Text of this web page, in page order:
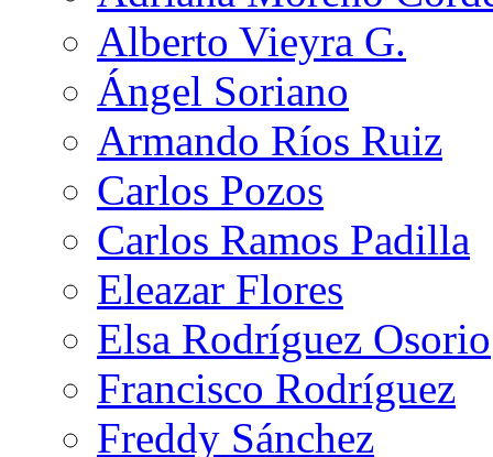
Alberto Vieyra G.
Ángel Soriano
Armando Ríos Ruiz
Carlos Pozos
Carlos Ramos Padilla
Eleazar Flores
Elsa Rodríguez Osorio
Francisco Rodríguez
Freddy Sánchez